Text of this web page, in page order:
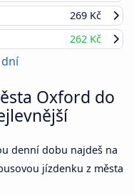
269 Kč
262 Kč
Oxford do
denní dobu najdeš na
jízdenku z města